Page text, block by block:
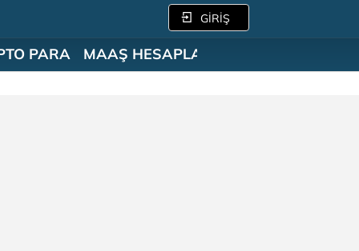
GİRİŞ
PARA MAAŞ HESAPLAMA